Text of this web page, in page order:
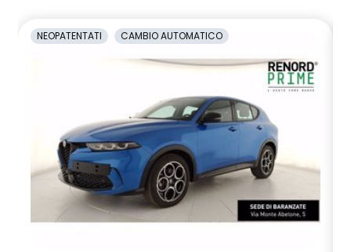
sistema multimediale operR link 10,1''con Google integrato,
smartphone replication wireless compatibile con Android
volante multifunzione in TEP
NEOPATENTATI CAMBIO AUTOMATICO